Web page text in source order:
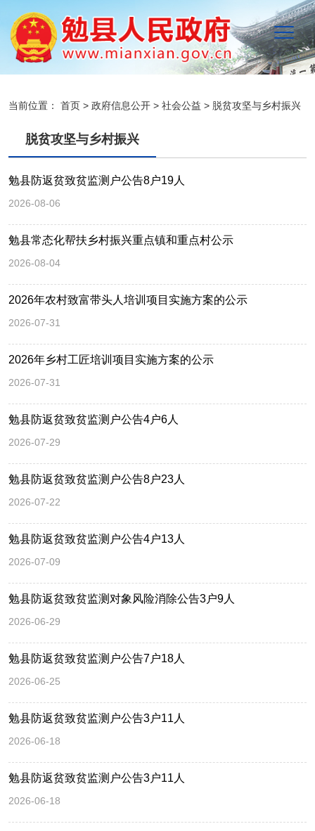
当前位置： 首页 > 政府信息公开 > 社会公益 > 脱贫攻坚与乡村振兴
脱贫攻坚与乡村振兴
勉县防返贫致贫监测户公告8户19人
2026-08-06
勉县常态化帮扶乡村振兴重点镇和重点村公示
2026-08-04
2026年农村致富带头人培训项目实施方案的公示
2026-07-31
2026年乡村工匠培训项目实施方案的公示
2026-07-31
勉县防返贫致贫监测户公告4户6人
2026-07-29
勉县防返贫致贫监测户公告8户23人
2026-07-22
勉县防返贫致贫监测户公告4户13人
2026-07-09
勉县防返贫致贫监测对象风险消除公告3户9人
2026-06-29
勉县防返贫致贫监测户公告7户18人
2026-06-25
勉县防返贫致贫监测户公告3户11人
2026-06-18
勉县防返贫致贫监测户公告3户11人
2026-06-18